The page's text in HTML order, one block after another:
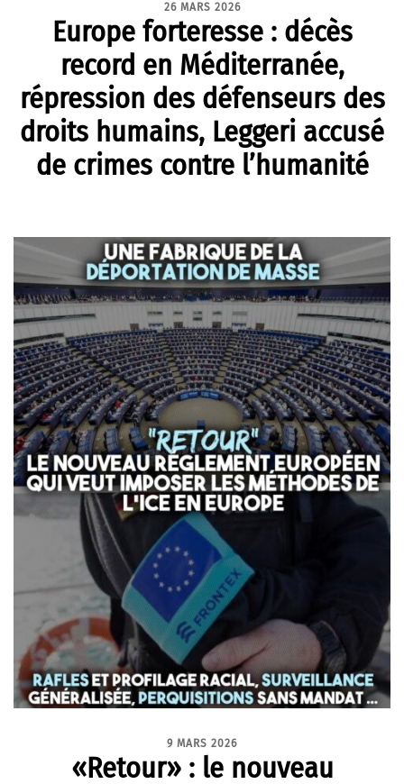
26 MARS 2026
Europe forteresse : décès
record en Méditerranée,
répression des défenseurs des
droits humains, Leggeri accusé
de crimes contre l’humanité
9 MARS 2026
«Retour» : le nouveau